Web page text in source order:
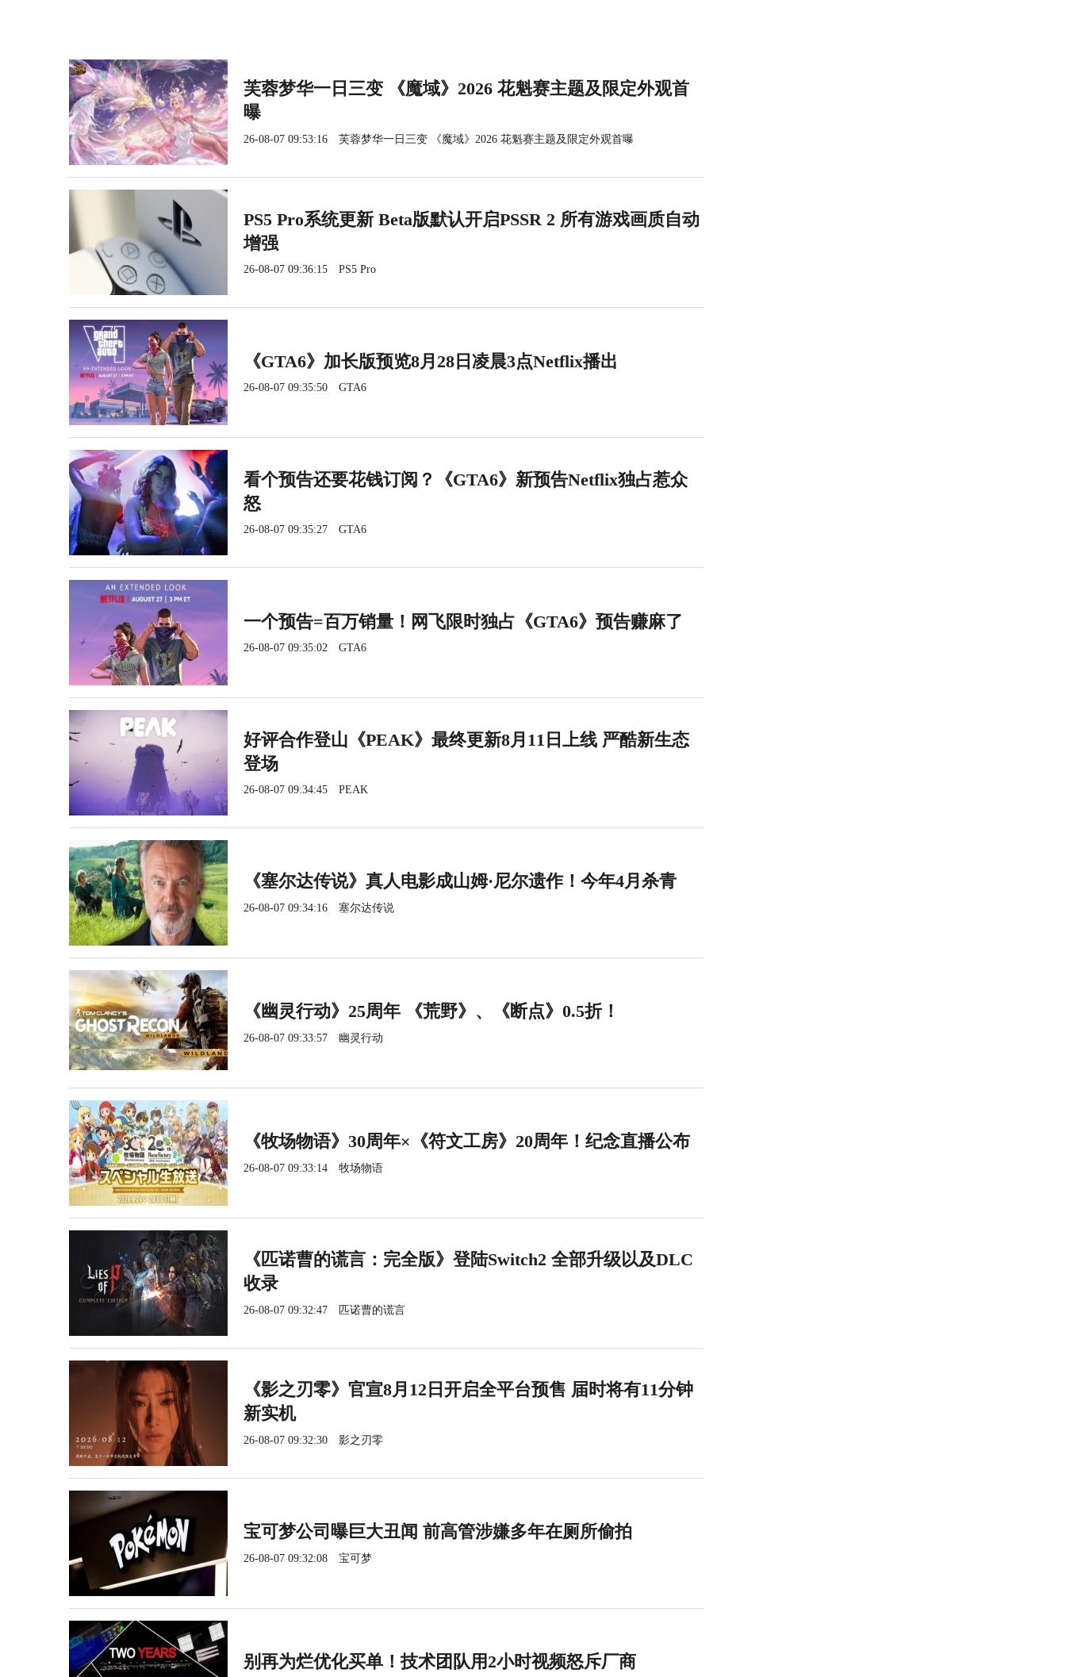
芙蓉梦华一日三变 《魔域》2026 花魁赛主题及限定外观首
曝
26-08-07 09:53:16 芙蓉梦华一日三变 《魔域》2026 花魁赛主题及限定外观首曝
PS5 Pro系统更新 Beta版默认开启PSSR 2 所有游戏画质自动
增强
26-08-07 09:36:15 PS5 Pro
《GTA6》加长版预览8月28日凌晨3点Netflix播出
26-08-07 09:35:50 GTA6
看个预告还要花钱订阅？《GTA6》新预告Netflix独占惹众
怒
26-08-07 09:35:27 GTA6
一个预告=百万销量！网飞限时独占《GTA6》预告赚麻了
26-08-07 09:35:02 GTA6
好评合作登山《PEAK》最终更新8月11日上线 严酷新生态
登场
26-08-07 09:34:45 PEAK
《塞尔达传说》真人电影成山姆·尼尔遗作！今年4月杀青
26-08-07 09:34:16 塞尔达传说
《幽灵行动》25周年 《荒野》、《断点》0.5折！
26-08-07 09:33:57 幽灵行动
《牧场物语》30周年×《符文工房》20周年！纪念直播公布
26-08-07 09:33:14 牧场物语
《匹诺曹的谎言：完全版》登陆Switch2 全部升级以及DLC
收录
26-08-07 09:32:47 匹诺曹的谎言
《影之刃零》官宣8月12日开启全平台预售 届时将有11分钟
新实机
26-08-07 09:32:30 影之刃零
宝可梦公司曝巨大丑闻 前高管涉嫌多年在厕所偷拍
26-08-07 09:32:08 宝可梦
别再为烂优化买单！技术团队用2小时视频怒斥厂商